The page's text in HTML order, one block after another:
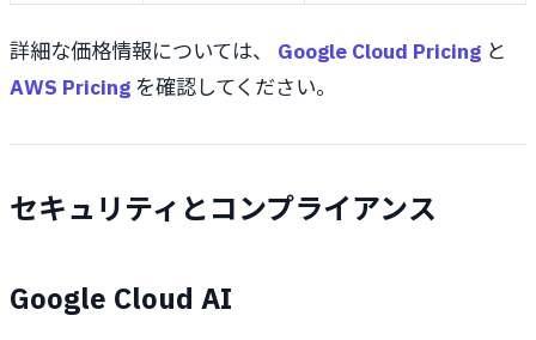
詳細な価格情報については、 Google Cloud Pricing と
AWS Pricing を確認してください。
セキュリティとコンプライアンス
Google Cloud AI